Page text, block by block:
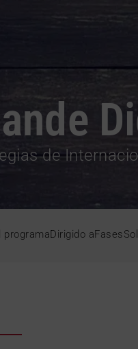
de
programaDirigido aFases